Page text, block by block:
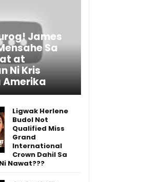
James
Sa
at
Ni Kris
Amerika
Ligwak Herlene
Budol Not
Qualified Miss
Grand
International
Crown Dahil Sa
Nawat???